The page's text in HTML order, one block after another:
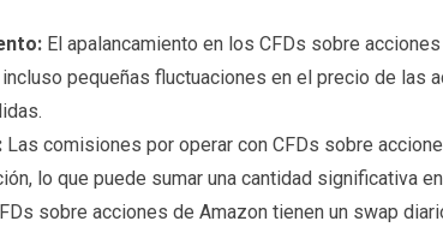
El apalancamiento en los CFDs sobre
pequeñas fluctuaciones en el precio de las
Las comisiones por operar con CFDs sobre
lo que puede sumar una cantidad significativa
sobre acciones de Amazon tienen un swap